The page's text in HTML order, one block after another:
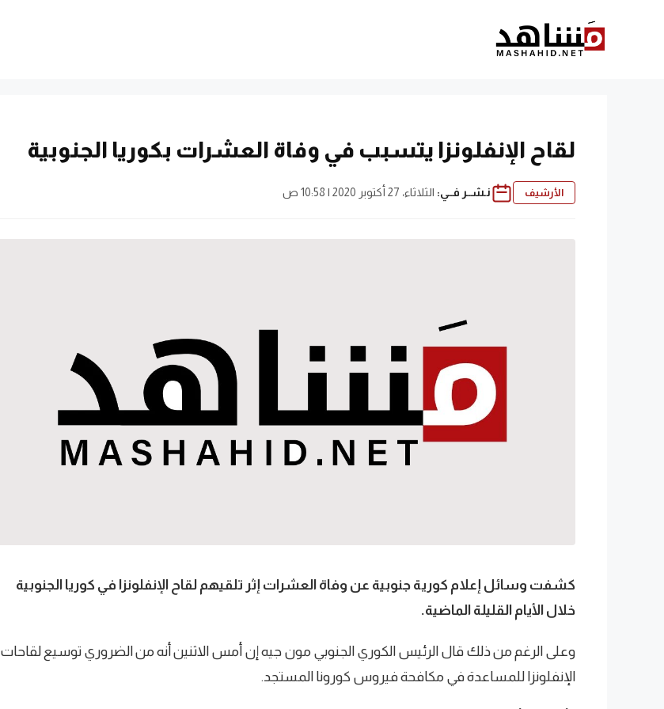
لقاح الإنفلونزا يتسبب في وفاة العشرات بكوريا الجنوبية
الأرشيف نـشــر فــي: الثلاثاء، 27 أكتوبر 2020 | 10:58 ص
كشفت وسائل إعلام كورية جنوبية عن وفاة العشرات إثر تلقيهم لقاح الإنفلونزا في كوريا الجنوبية
خلال الأيام القليلة الماضية.
وعلى الرغم من ذلك قال الرئيس الكوري الجنوبي مون جيه إن أمس الاثنين أنه من الضروري توسيع لقاحات
الإنفلونزا للمساعدة في مكافحة فيروس كورونا المستجد.